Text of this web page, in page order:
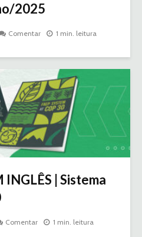
2025
Comentar 1 min. leitura
INGLÊS | Sistema
Comentar 1 min. leitura